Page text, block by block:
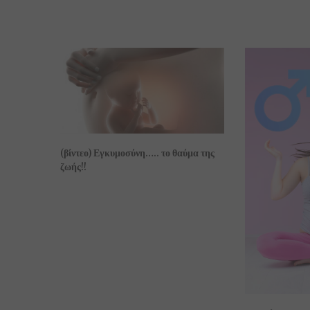
(βίντεο) Εγκυμοσύνη….. το θαύμα της
ζωής!!